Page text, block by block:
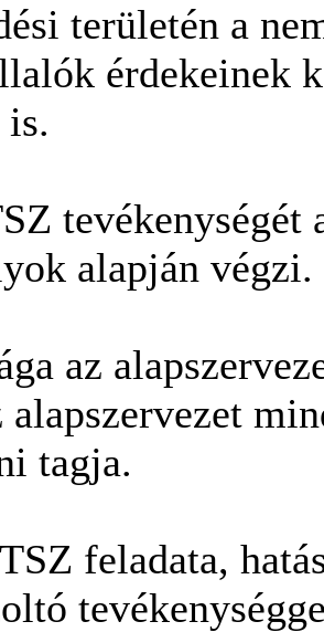
területén a
érdekeinek
alapján végzi.
az
alapszervezet
tagja.
feladata,